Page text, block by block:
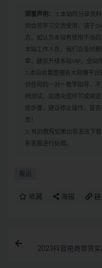
郑重声明：
1.本站所分享资
供会员学习交流使用，请于
方，如认为本站有使用不当
本站工作人员，我们会及时
章，建议升级本站VIP，全站
2.本站收集整理各大网赚平
供任何的一对一教学指导，
辨测试，如遇充值环节或绑
常步骤，建议停止操作，是
责！
3. 有的教程如果出现无法下
系客服进行处理。
搬运
收藏 海报
2023抖音电商带货